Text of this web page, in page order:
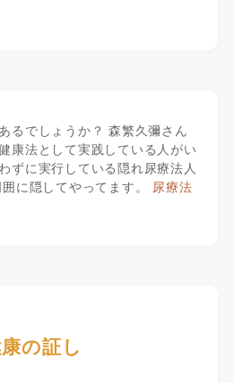
るでしょうか？ 森繁久彌さん
康法として実践している人がい
ずに実行している隠れ尿療法人
に隠してやってます。 尿療法
の証し